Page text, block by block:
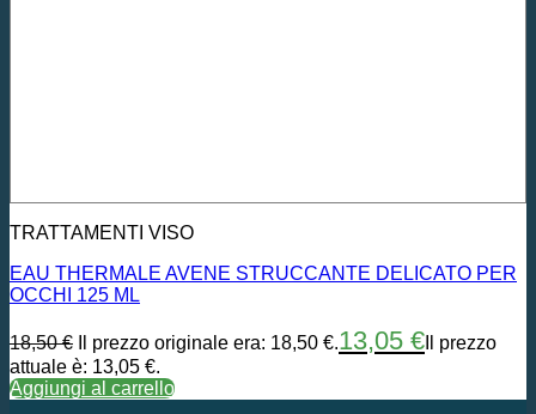
TRATTAMENTI VISO
EAU THERMALE AVENE STRUCCANTE DELICATO PER
OCCHI 125 ML
18,50€ Il prezzo originale era: 18,50 €.13,05 € Il prezzo
attuale è: 13,05 €.
Aggiungi al carrello